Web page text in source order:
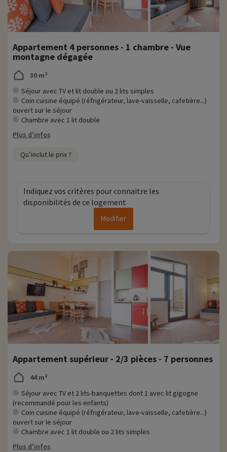
Appartement 4 personnes - 1 chambre - Vue
montagne dégagée
30 m²
Séjour avec TV et lit double ou 2 lits simples
Coin cuisine équipé (réfrigérateur, lave-vaisselle, cafetière...)
ouvert sur le séjour
Chambre avec 1 lit double
Plus d'infos
Qu’inclut le prix ?
Indiquez vos critères pour connaitre les
disponibilités de ce logement
Modifier
Appartement supérieur - 2/3 pièces - 7 personnes
44 m²
Séjour avec TV et 2 lits-banquettes dont 1 avec lit gigogne
(recommandé pour les enfants)
Coin cuisine équipé (réfrigérateur, lave-vaisselle, cafetière...)
ouvert sur le séjour
Chambre avec 1 lit double ou 2 lits simples
Plus d'infos